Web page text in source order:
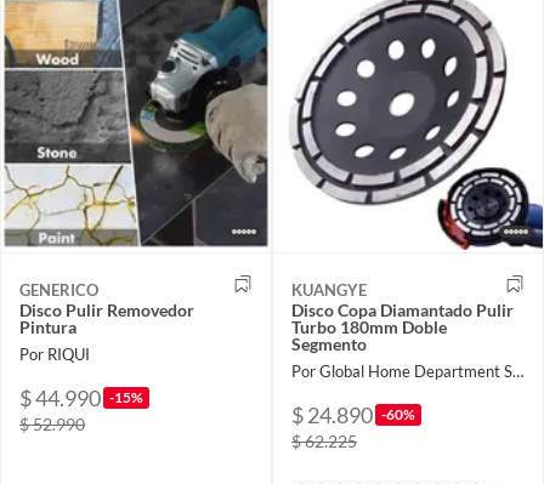
GENERICO
Disco Pulir Removedor
Pintura
Por RIQUI
$ 44.990 -15%
$ 52.990
KUANGYE
Disco Copa Diamantado Pulir
Turbo 180mm Doble
Segmento
Por Global Home Department Store
$ 24.890 -60%
$ 62.225